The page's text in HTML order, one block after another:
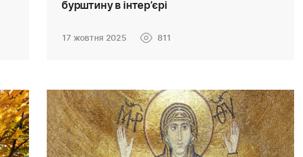
бурштину в інтер’єрі
17 жовтня 2025 811